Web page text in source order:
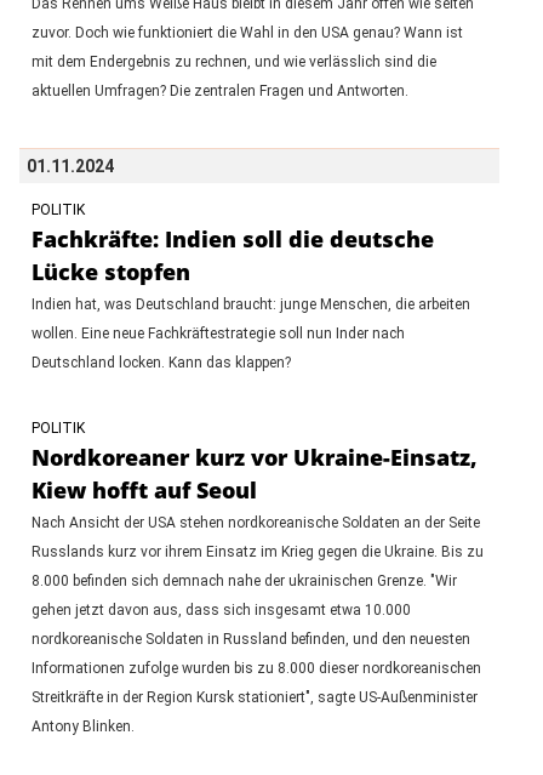
Das Rennen ums Weiße Haus bleibt in diesem Jahr offen wie selten
zuvor. Doch wie funktioniert die Wahl in den USA genau? Wann ist
mit dem Endergebnis zu rechnen, und wie verlässlich sind die
aktuellen Umfragen? Die zentralen Fragen und Antworten.
01.11.2024
POLITIK
Fachkräfte: Indien soll die deutsche
Lücke stopfen
Indien hat, was Deutschland braucht: junge Menschen, die arbeiten
wollen. Eine neue Fachkräftestrategie soll nun Inder nach
Deutschland locken. Kann das klappen?
POLITIK
Nordkoreaner kurz vor Ukraine-Einsatz,
Kiew hofft auf Seoul
Nach Ansicht der USA stehen nordkoreanische Soldaten an der Seite
Russlands kurz vor ihrem Einsatz im Krieg gegen die Ukraine. Bis zu
8.000 befinden sich demnach nahe der ukrainischen Grenze. "Wir
gehen jetzt davon aus, dass sich insgesamt etwa 10.000
nordkoreanische Soldaten in Russland befinden, und den neuesten
Informationen zufolge wurden bis zu 8.000 dieser nordkoreanischen
Streitkräfte in der Region Kursk stationiert", sagte US-Außenminister
Antony Blinken.